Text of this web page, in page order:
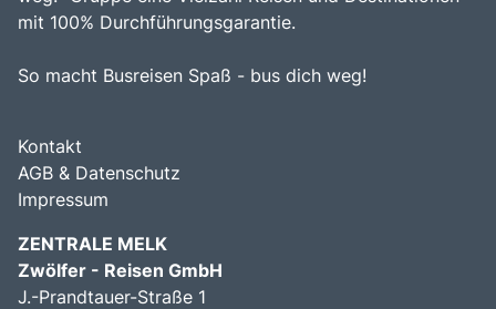
mit 100% Durchführungsgarantie.
So macht Busreisen Spaß - bus dich weg!
Kontakt
AGB & Datenschutz
Impressum
ZENTRALE MELK
Zwölfer - Reisen GmbH
J.-Prandtauer-Straße 1